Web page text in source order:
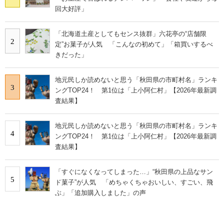
回大好評」
2
「北海道土産としてもセンス抜群」六花亭の“店舗限
定”お菓子が人気 「こんなの初めて」「箱買いするべ
きだった」
3
地元民しか読めないと思う「秋田県の市町村名」ランキ
ングTOP24！ 第1位は「上小阿仁村」【2026年最新調
査結果】
4
地元民しか読めないと思う「秋田県の市町村名」ランキ
ングTOP24！ 第1位は「上小阿仁村」【2026年最新調
査結果】
5
「すぐになくなってしまった…」“秋田県の上品なサン
ド菓子”が人気 「めちゃくちゃおいしい、すごい、飛
ぶ」「追加購入しました」の声